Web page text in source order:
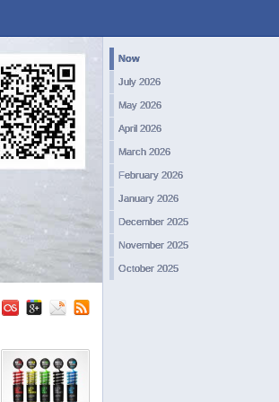
Now
July 2026
May 2026
April 2026
March 2026
February 2026
January 2026
December 2025
November 2025
October 2025